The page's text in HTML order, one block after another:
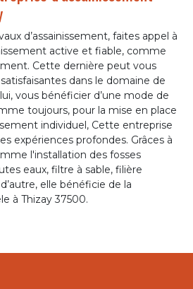
d’assainissement, faites appel à
active et fiable, comme
Cette dernière peut vous
dans le domaine de
vous bénéficier d’une mode de
toujours, pour la mise en place
individuel, Cette entreprise
expériences profondes. Grâces à
l'installation des fosses
eaux, filtre à sable, filière
elle bénéficie de la
à Thizay 37500.